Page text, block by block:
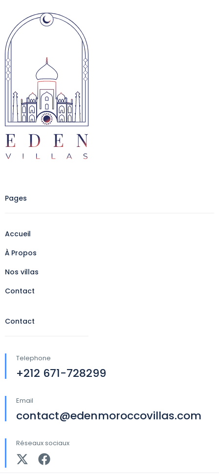
Pages
Accueil
À Propos
Nos villas
Contact
Contact
Telephone
+212 671-728299
Email
contact@edenmoroccovillas.com
Réseaux sociaux